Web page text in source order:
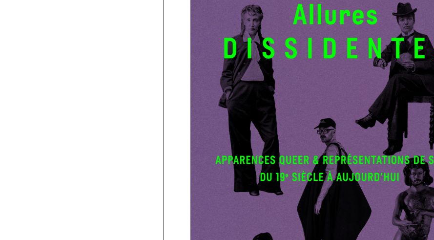
éditions d’artistes
publications
sonar/genève
nous contacter ↓
nous contacter
nous soutenir
nous trouver
diffusion/librairies